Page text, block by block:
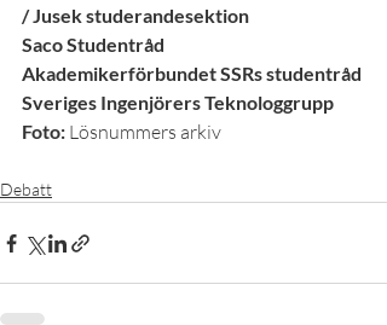
/ Jusek studerandesektion
Saco Studentråd
Akademikerförbundet SSRs studentråd
Sveriges Ingenjörers Teknologgrupp
Foto: Lösnummers arkiv
Debatt